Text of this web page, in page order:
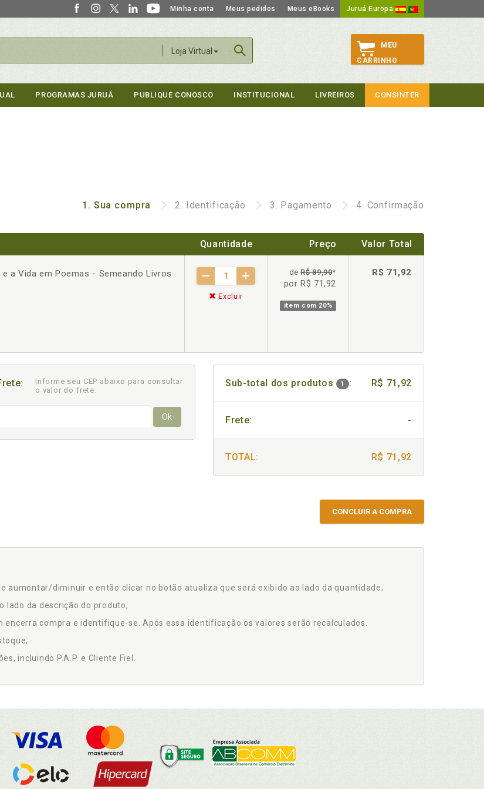
Minha conta Meus pedidos Meus eBooks Juruá Europa
Loja Virtual
MEU
CARRINHO
PROGRAMAS JURUÁ PUBLIQUE CONOSCO INSTITUCIONAL LIVREIROS CONSINTER
1. Sua compra 2. Identificação 3. Pagamento 4. Confirmação
Quantidade Preço Valor Total
a Vida em Poemas - Semeando Livros
Excluir
deR$ 89,90*
por R$ 71,92
item com 20%
R$ 71,92
Informe seu CEP abaixo para consultar
o valor do frete.
Ok
Sub-total dos produtos 1 : R$ 71,92
Frete: -
TOTAL: R$ 71,92
CONCLUIR A COMPRA
aumentar/diminuir e então clicar no botão atualiza que será exibido ao lado da quantidade;
lado da descrição do produto;
encerra compra e identifique-se. Após essa identificação os valores serão recalculados.
incluindo P.A.P. e Cliente Fiel.